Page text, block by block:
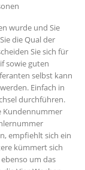
wurde und Sie
die Qual der
Sie sich für
sowie guten
selbst kann
Einfach in
durchführen.
Kundennummer
empfiehlt sich ein
kümmert sich
um das